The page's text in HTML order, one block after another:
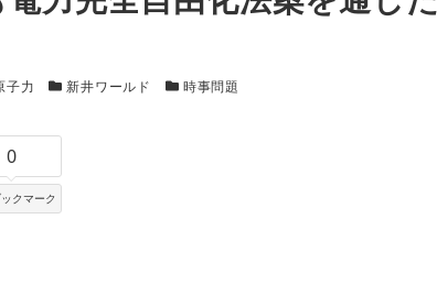
リー
子力 カテゴリー
新井ワールド カテゴリー
時事問題
0
ックマーク